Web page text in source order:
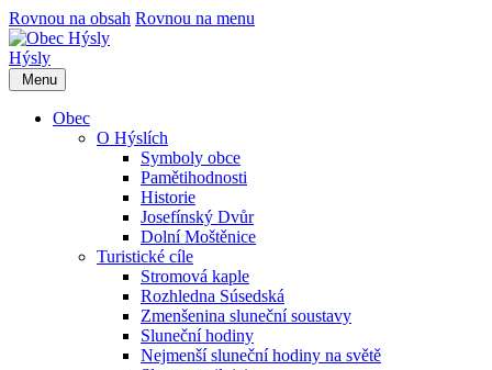
Rovnou na obsah Rovnou na menu
Hýsly
Menu
Obec
O Hýslích
Symboly obce
Pamětihodnosti
Historie
Josefínský Dvůr
Dolní Moštěnice
Turistické cíle
Stromová kaple
Rozhledna Súsedská
Zmenšenina sluneční soustavy
Sluneční hodiny
Nejmenší sluneční hodiny na světě